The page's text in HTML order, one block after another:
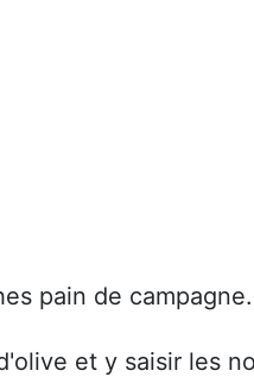
pain de campagne.
et y saisir les